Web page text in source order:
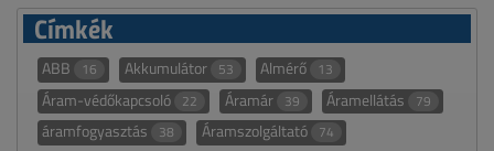
Címkék
ABB 16 Akkumulátor 53 Almérő 13
Áram-védőkapcsoló 22 Áramár 39 Áramellátás 79
áramfogyasztás 38 Áramszolgáltató 74